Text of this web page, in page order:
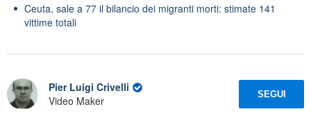
Ceuta, sale a 77 il bilancio dei migranti morti: stimate 141
vittime totali
Pier Luigi Crivelli
Video Maker
SEGUI